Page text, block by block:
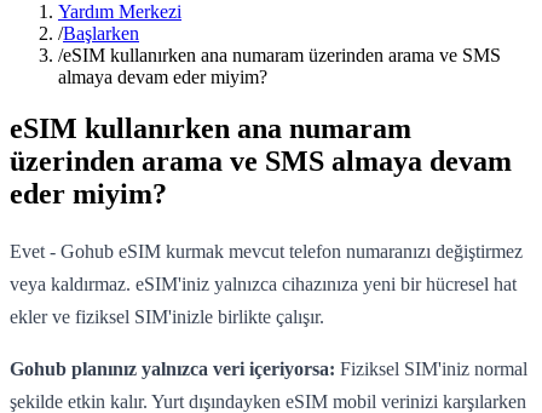
Yardım Merkezi
/Başlarken
/eSIM kullanırken ana numaram üzerinden arama ve SMS
almaya devam eder miyim?
eSIM kullanırken ana numaram
üzerinden arama ve SMS almaya devam
eder miyim?
Evet - Gohub eSIM kurmak mevcut telefon numaranızı değiştirmez
veya kaldırmaz. eSIM'iniz yalnızca cihazınıza yeni bir hücresel hat
ekler ve fiziksel SIM'inizle birlikte çalışır.
Gohub planınız yalnızca veri içeriyorsa: Fiziksel SIM'iniz normal
şekilde etkin kalır. Yurt dışındayken eSIM mobil verinizi karşılarken